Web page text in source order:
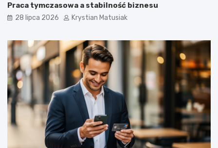
Praca tymczasowa a stabilność biznesu
28 lipca 2026 Krystian Matusiak